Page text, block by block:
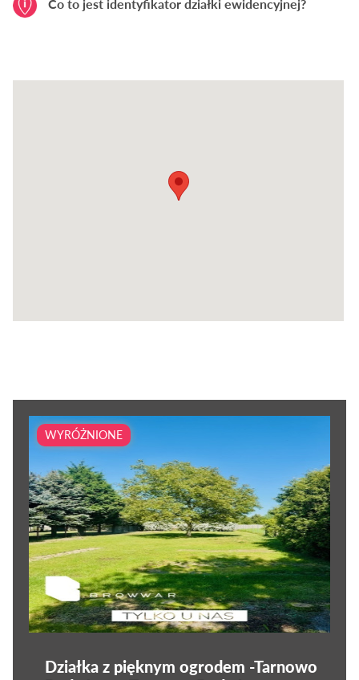
Co to jest identyfikator działki ewidencyjnej?
WYRÓŻNIONE
Działka z pięknym ogrodem -Tarnowo